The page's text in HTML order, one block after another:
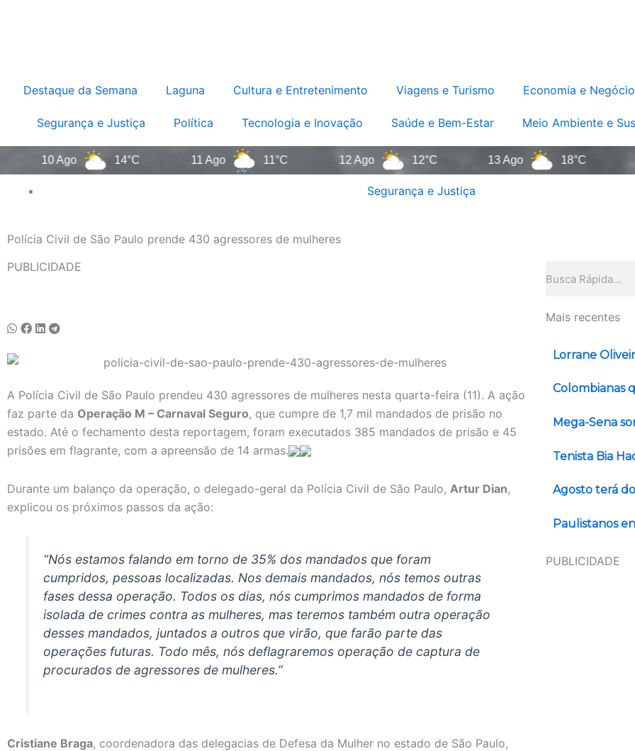
Destaque da Semana Laguna Cultura e Entretenimento Viagens e Turismo Economia e
Segurança e Justiça Política Tecnologia e Inovação Saúde e Bem-Estar Meio Ambiente e
10 Ago 14°C 11 Ago 11°C 12 Ago 12°C 13 Ago 18°C 14
Segurança e Justiça
Polícia Civil de São Paulo prende 430 agressores de mulheres
PUBLICIDADE
A Polícia Civil de São Paulo prendeu 430 agressores de mulheres nesta quarta-feira (11). A ação
faz parte da Operação M – Carnaval Seguro, que cumpre de 1,7 mil mandados de prisão no
estado. Até o fechamento desta reportagem, foram executados 385 mandados de prisão e 45
prisões em flagrante, com a apreensão de 14 armas.
Durante um balanço da operação, o delegado-geral da Polícia Civil de São Paulo, Artur Dian,
explicou os próximos passos da ação:
“Nós estamos falando em torno de 35% dos mandados que foram
cumpridos, pessoas localizadas. Nos demais mandados, nós temos outras
fases dessa operação. Todos os dias, nós cumprimos mandados de forma
isolada de crimes contra as mulheres, mas teremos também outra operação
desses mandados, juntados a outros que virão, que farão parte das
operações futuras. Todo mês, nós deflagraremos operação de captura de
procurados de agressores de mulheres.”
Cristiane Braga, coordenadora das delegacias de Defesa da Mulher no estado de São Paulo,
Mais recentes
Lorrane
Colombianas
Mega-Sena
Tenista Bia
Agosto terá
Paulistanos
PUBLICIDADE